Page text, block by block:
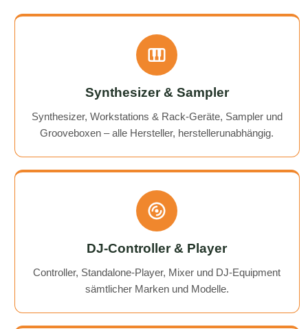
Synthesizer & Sampler
Synthesizer, Workstations & Rack-Geräte, Sampler und
Grooveboxen – alle Hersteller, herstellerunabhängig.
DJ-Controller & Player
Controller, Standalone-Player, Mixer und DJ-Equipment
sämtlicher Marken und Modelle.